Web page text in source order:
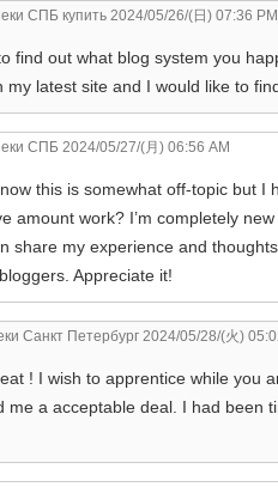
СПБ купить 2024/05/26/(日) 07:36 PM
find out what blog system you
my latest site and I would like to
СПБ 2024/05/27/(月) 06:56 AM
this is somewhat off-topic but
amount work? I’m completely
share my experience and
Appreciate it!
Санкт Петербург 2024/05/28/(火)
! I wish to apprentice while you
me a acceptable deal. I had been